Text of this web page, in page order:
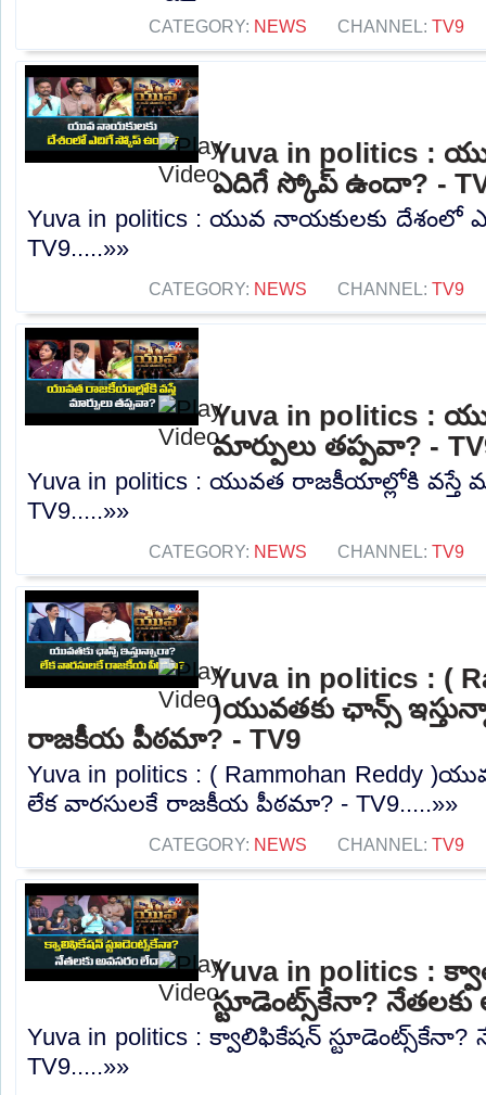
CATEGORY: NEWS CHANNEL: TV9
Yuva in politics :
ఎదిగే స్కోప్ ఉందా? -
Yuva in politics : యువ నాయకులకు దేశంలో
TV9.....»»
CATEGORY: NEWS CHANNEL: TV9
Yuva in politics :
మార్పులు తప్పవా? -
Yuva in politics : యువత రాజకీయాల్లోకి వస్తే
TV9.....»»
CATEGORY: NEWS CHANNEL: TV9
Yuva in politics : (
)యువతకు ఛాన్స్
రాజకీయ పీఠమా? - TV9
Yuva in politics : ( Rammohan Reddy
లేక వారసులకే రాజకీయ పీఠమా? - TV9.....»»
CATEGORY: NEWS CHANNEL: TV9
Yuva in politics :
స్టూడెంట్స్‌కేనా?
Yuva in politics : క్వాలిఫికేషన్
TV9.....»»